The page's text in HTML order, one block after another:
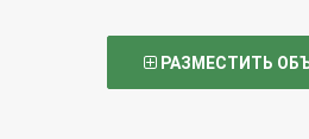
РАЗМЕСТИТЬ